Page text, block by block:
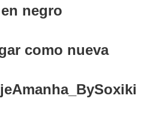
negro
como nueva